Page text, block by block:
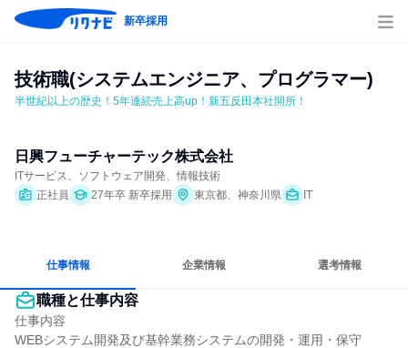
新卒採用
技術職(システムエンジニア、プログラマー)
半世紀以上の歴史！5年連続売上高up！新五反田本社開所！
日興フューチャーテック株式会社
ITサービス、ソフトウェア開発、情報技術
正社員
27年卒 新卒採用 東京都、神奈川県 IT
仕事情報 企業情報 選考情報
職種と仕事内容
仕事内容
WEBシステム開発及び基幹業務システムの開発・運用・保守